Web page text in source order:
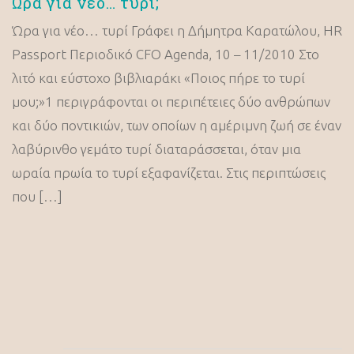
Ώρα για νέο… τυρί Γράφει η Δήμητρα Καρατώλου, HR
Passport Περιοδικό CFO Agenda, 10 – 11/2010 Στο
λιτό και εύστοχο βιβλιαράκι «Ποιος πήρε το τυρί
μου;»1 περιγράφονται οι περιπέτειες δύο ανθρώπων
και δύο ποντικιών, των οποίων η αμέριμνη ζωή σε έναν
λαβύρινθο γεμάτο τυρί διαταράσσεται, όταν μια
ωραία πρωία το τυρί εξαφανίζεται. Στις περιπτώσεις
που […]